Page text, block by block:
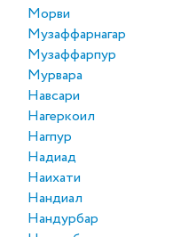
Морви
Музаффарнагар
Музаффарпур
Мурвара
Навсари
Нагеркоил
Нагпур
Надиад
Наихати
Нандиал
Нандурбар